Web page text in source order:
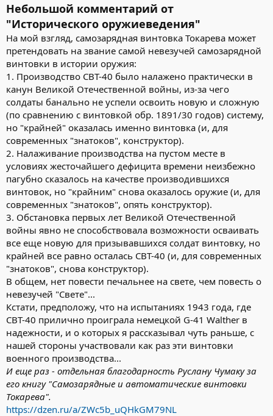
Небольшой комментарий от
"Исторического оружиеведения"
На мой взгляд, самозарядная винтовка Токарева может
претендовать на звание самой невезучей самозарядной
винтовки в истории оружия:
1. Производство СВТ-40 было налажено практически в
канун Великой Отечественной войны, из-за чего
солдаты банально не успели освоить новую и сложную
(по сравнению с винтовкой обр. 1891/30 годов) систему,
но "крайней" оказалась именно винтовка (и, для
современных "знатоков", конструктор).
2. Налаживание производства на пустом месте в
условиях жесточайшего дефицита времени неизбежно
пагубно сказалось на качестве производившихся
винтовок, но "крайним" снова оказалось оружие (и, для
современных "знатоков", опять конструктор).
3. Обстановка первых лет Великой Отечественной
войны явно не способствовала возможности осваивать
все еще новую для призывавшихся солдат винтовку, но
крайней все равно осталась СВТ-40 (и, для современных
"знатоков", снова конструктор).
В общем, нет повести печальнее на свете, чем повесть о
невезучей "Свете"...
Кстати, предположу, что на испытаниях 1943 года, где
СВТ-40 прилично проиграла немецкой G-41 Walther в
надежности, и о которых я рассказывал чуть раньше, с
нашей стороны участвовали как раз эти винтовки
военного производства...
И еще раз - отдельная благодарность Руслану Чумаку за
его книгу "Самозарядные и автоматические винтовки
Токарева".
https://dzen.ru/a/ZWc5b_uQHkGM79NL